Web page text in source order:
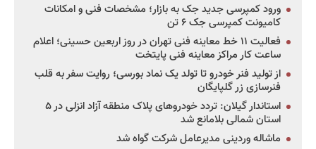
ورود کمپرسی جدید جک به بازار؛ مشخصات فنی و امکانات
کامیونت کمپرسی جک ۶ تن
فعالیت ۱۱ خط معاینه فنی تهران در روز اربعین حسینی؛ اعلام
ساعت کار مراکز معاینه فنی پایتخت
از تولید فنر خودرو تا تولد یک نماد بورسی؛ روایت سفر به قلب
فنرسازی زر گلپایگان
استاندار گیلان: تردد خودروهای پلاک منطقه آزاد انزلی در ۵
استان شمالی بلامانع شد
ماشاله وردینی مدیرعامل شرکت گواه شد